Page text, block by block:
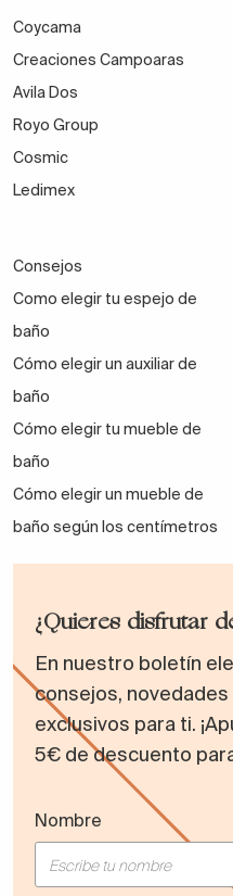
Coycama
Creaciones Campoaras
Avila Dos
Royo Group
Cosmic
Ledimex
Consejos
Como elegir tu espejo de
baño
Cómo elegir un auxiliar de
baño
Cómo elegir tu mueble de
baño
Cómo elegir un mueble de
baño según los centímetros
¿Quieres disfrutar
En nuestro boletín
consejos,
exclusivos para ti.
5€ de descuento
Nombre